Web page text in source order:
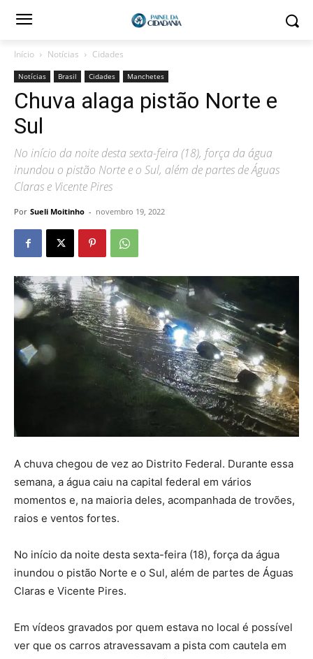
Início Notícias Cidades
Notícias Brasil Cidades Manchetes
Chuva alaga pistão Norte e
Sul
No início da noite desta sexta-feira (18), força da água
inundou o pistão Norte e o Sul, além de partes de Águas
Claras e Vicente Pires
Por Sueli Moitinho - novembro 19, 2022
A chuva chegou de vez ao Distrito Federal. Durante essa
semana, a água caiu na capital federal em vários
momentos e, na maioria deles, acompanhada de trovões,
raios e ventos fortes.
No início da noite desta sexta-feira (18), força da água
inundou o pistão Norte e o Sul, além de partes de Águas
Claras e Vicente Pires.
Em vídeos gravados por quem estava no local é possível
ver que os carros atravessavam a pista com cautela em